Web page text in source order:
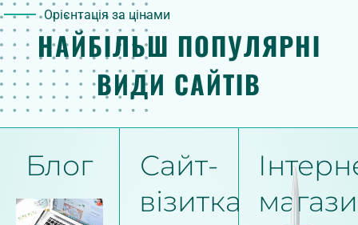
Орієнтація за цінами
НАЙБІЛЬШ ПОПУЛЯРНІ
ВИДИ САЙТІВ
Блог
Сайт-
візитка